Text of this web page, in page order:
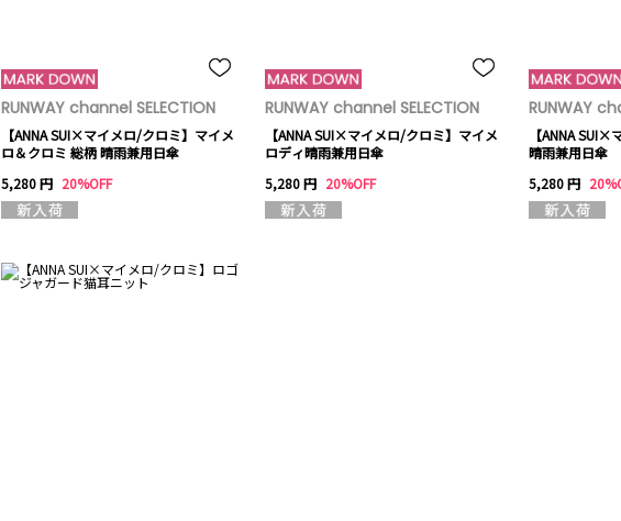
RUNWAY channel SELECTION
【ANNA SUI×マイメロ/クロミ】マイメ
ロ＆クロミ 総柄 晴雨兼用日傘
5,280 円 20%OFF
RUNWAY channel SELECTION
【ANNA SUI×マイメロ/クロミ】マイメ
ロディ晴雨兼用日傘
5,280 円 20%OFF
RUNWAY
【ANNA
晴雨兼用日傘
5,280 円